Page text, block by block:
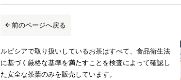
前のページへ戻る
ルピシアで取り扱いしているお茶はすべて、食品衛生法
に基づく厳格な基準を満たすことを検査によって確認し
た安全な茶葉のみを販売しています。